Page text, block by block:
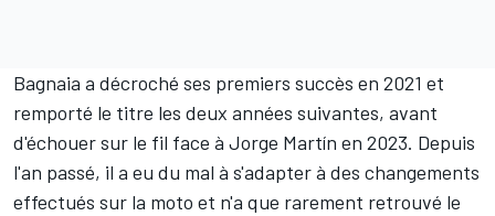
Bagnaia a décroché ses premiers succès en 2021 et
remporté le titre les deux années suivantes, avant
d'échouer sur le fil face à Jorge Martín en 2023. Depuis
l'an passé, il a eu du mal à s'adapter à des changements
effectués sur la moto et n'a que rarement retrouvé le